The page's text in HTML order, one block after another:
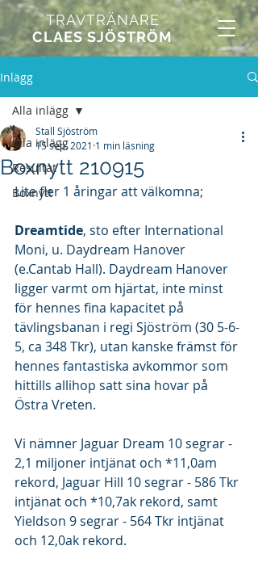
TRAVTRÄNARE
CLAES SJÖSTRÖM
Inlägg
Alla inlägg
Resultat
Boxnytt
Alla inlägg
Boxnytt 210915
Stall Sjöström
15 sep. 2021 1 min läsning
Lite fler 1 åringar att välkomna;
Dreamtide, sto efter International
Moni, u. Daydream Hanover
(e.Cantab Hall). Daydream Hanover
ligger varmt om hjärtat, inte minst
för hennes fina kapacitet på
tävlingsbanan i regi Sjöström (30 5-6-
5, ca 348 Tkr), utan kanske främst för
hennes fantastiska avkommor som
hittills allihop satt sina hovar på
Östra Vreten.
Vi nämner Jaguar Dream 10 segrar -
2,1 miljoner intjänat och *11,0am
rekord, Jaguar Hill 10 segrar - 586 Tkr
intjänat och *10,7ak rekord, samt
Yieldson 9 segrar - 564 Tkr intjänat
och 12,0ak rekord.